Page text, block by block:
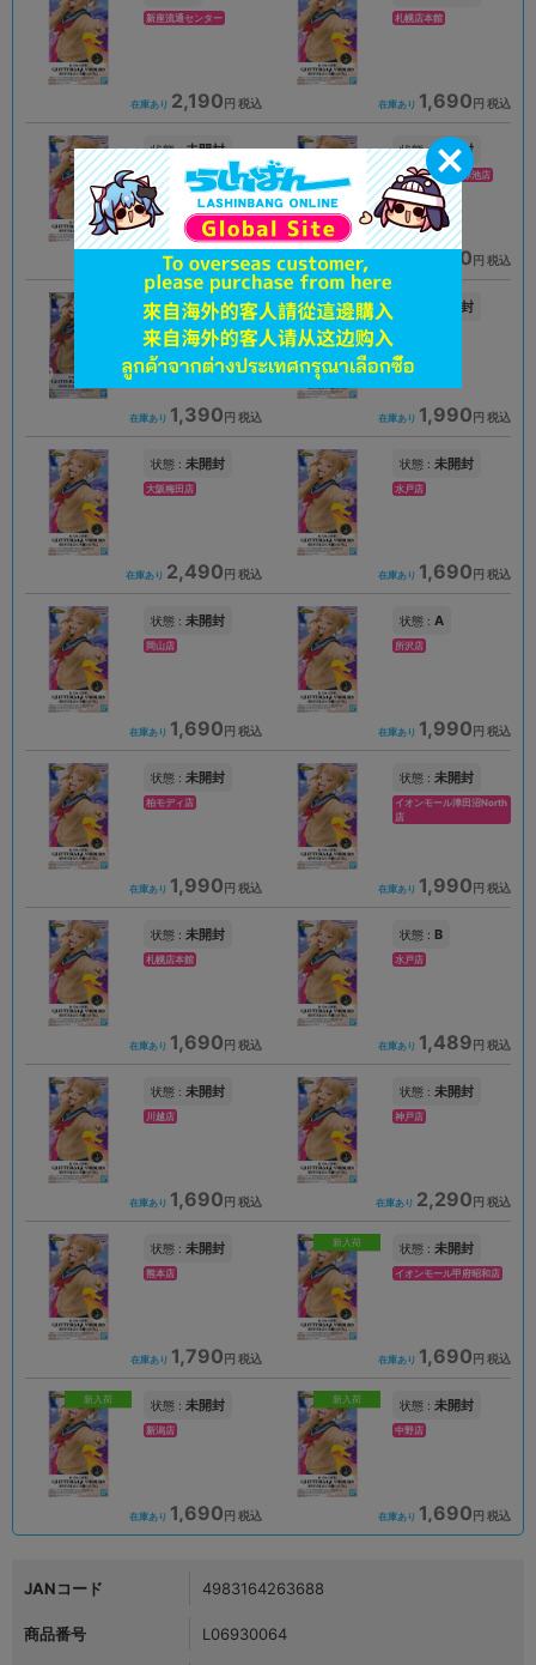
新座流通センター
在庫あり 2,190 円 税込
札幌店本館
在庫あり 1,690 円 税込
状態 :未開封
豊橋店
在庫あり 1,489円 税込
状態 : 未開封
プライムツリー赤池店
2,290 円 税込
状態 :未開封
高崎店
在庫あり 1,390 円 税込
未開封
在庫あり 1,990 円 税込
状態 : 未開封
大阪梅田店
在庫あり 2,490 円 税込
状態 : 未開封
水戸店
在庫あり 1,690 円 税込
状態 : 未開封
岡山店
在庫あり 1,690 円 税込
状態 : A
所沢店
在庫あり 1,990 円 税込
状態 : 未開封
柏モディ店
在庫あり 1,990 円 税込
状態 : 未開封
イオンモール津田沼North
店
在庫あり 1,990 円 税込
状態 : 未開封
札幌店本館
在庫あり 1,690 円 税込
状態 : B
水戸店
在庫あり 1,489 円 税込
状態 : 未開封
川越店
在庫あり 1,690 円 税込
状態 : 未開封
神戸店
在庫あり 2,290 円 税込
状態 : 未開封
熊本店
在庫あり 1,790 円 税込
新入荷 状態 : 未開封
イオンモール甲府昭和店
在庫あり 1,690 円 税込
新入荷 状態 : 未開封
新潟店
在庫あり 1,690 円 税込
新入荷 状態 : 未開封
中野店
在庫あり 1,690 円 税込
JANコード 4983164263688
商品番号 L06930064